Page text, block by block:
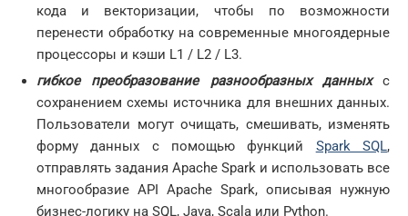
кода и векторизации, чтобы по возможности
перенести обработку на современные многоядерные
процессоры и кэши L1 / L2 / L3.
гибкое преобразование разнообразных данныхс
сохранением схемы источника для внешних данных.
Пользователи могут очищать, смешивать, изменять
форму данных с помощью функций Spark SQL,
отправлять задания Apache Spark и использовать все
многообразие API Apache Spark, описывая нужную
бизнес-логику на SQL, Java, Scala или Python.